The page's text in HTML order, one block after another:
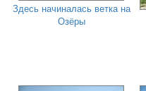
Здесь начиналась ветка на
Озёры